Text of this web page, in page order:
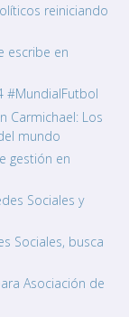
reiniciando
escribe en
#MundialFutbol
Carmichael: Los
mundo
gestión en
Sociales y
Sociales, busca
Asociación de